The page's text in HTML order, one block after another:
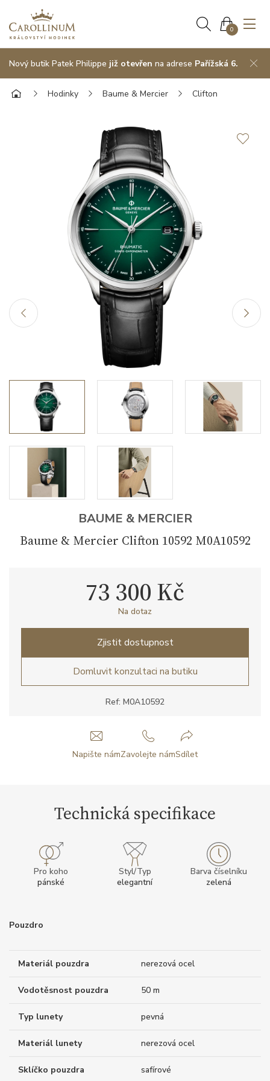
0
Nový butik Patek Philippe již otevřen na adrese Pařížská 6.
Hodinky Baume & Mercier Clifton
BAUME & MERCIER
Baume & Mercier Clifton 10592 M0A10592
Ref: M0A10592
73 300 Kč
Na dotaz
Zjistit dostupnost
Domluvit konzultaci na butiku
Napište námZavolejte námSdílet
Technická specifikace
Pro koho
pánské
Styl/Typ
elegantní
Barva číselníku
zelená
Pouzdro
Materiál pouzdra nerezová ocel
Vodotěsnost pouzdra 50 m
Typ lunety pevná
Materiál lunety nerezová ocel
Sklíčko pouzdra safírové